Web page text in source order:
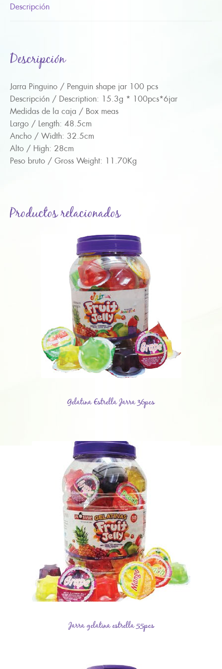
Descripción
Descripción
Jarra Pinguino / Penguin shape jar 100 pcs
Descripción / Description: 15.3g * 100pcs*6jar
Medidas de la caja / Box meas
Largo / Length: 48.5cm
Ancho / Width: 32.5cm
Alto / High: 28cm
Peso bruto / Gross Weight: 11.70Kg
Productos relacionados
Gelatina Estrella Jarra 36pcs
Jarra gelatina estrella 55pcs